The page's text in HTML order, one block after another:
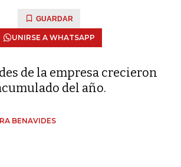
GUARDAR
UNIRSE A WHATSAPP
de la empresa crecieron
del año.
BENAVIDES